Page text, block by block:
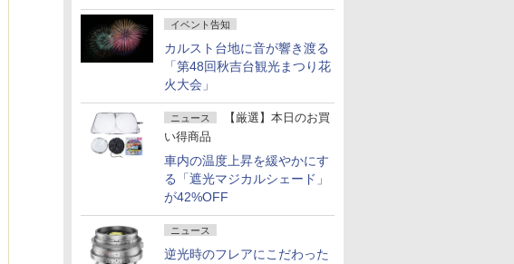
イベント告知
カルスト台地に音が響き渡る
「第48回秋吉台観光まつり花
火大会」
ニュース
【厳選】本日のお買
い得商品
車内の温度上昇を緩やかにす
る「遮光マジカルシェード」
が42%OFF
ニュース
逆光時のフレアにこだわった